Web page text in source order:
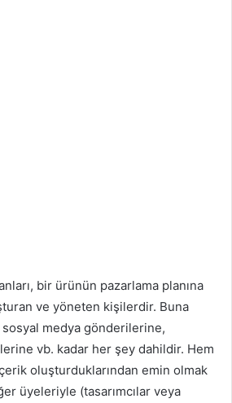
bir ürünün pazarlama planına
ve yöneten kişilerdir. Buna
medya gönderilerine,
vb. kadar her şey dahildir. Hem
oluşturduklarından emin olmak
üyeleriyle (tasarımcılar veya